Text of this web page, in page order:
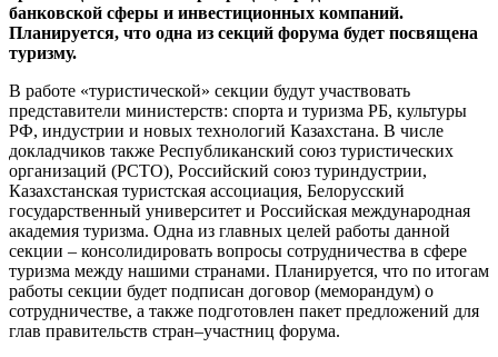
банковской сферы и инвестиционных компаний.
Планируется, что одна из секций форума будет посвящена
туризму.
В работе «туристической» секции будут участвовать
представители министерств: спорта и туризма РБ, культуры
РФ, индустрии и новых технологий Казахстана. В числе
докладчиков также Республиканский союз туристических
организаций (РСТО), Российский союз туриндустрии,
Казахстанская туристская ассоциация, Белорусский
государственный университет и Российская международная
академия туризма. Одна из главных целей работы данной
секции – консолидировать вопросы сотрудничества в сфере
туризма между нашими странами. Планируется, что по итогам
работы секции будет подписан договор (меморандум) о
сотрудничестве, а также подготовлен пакет предложений для
глав правительств стран–участниц форума.